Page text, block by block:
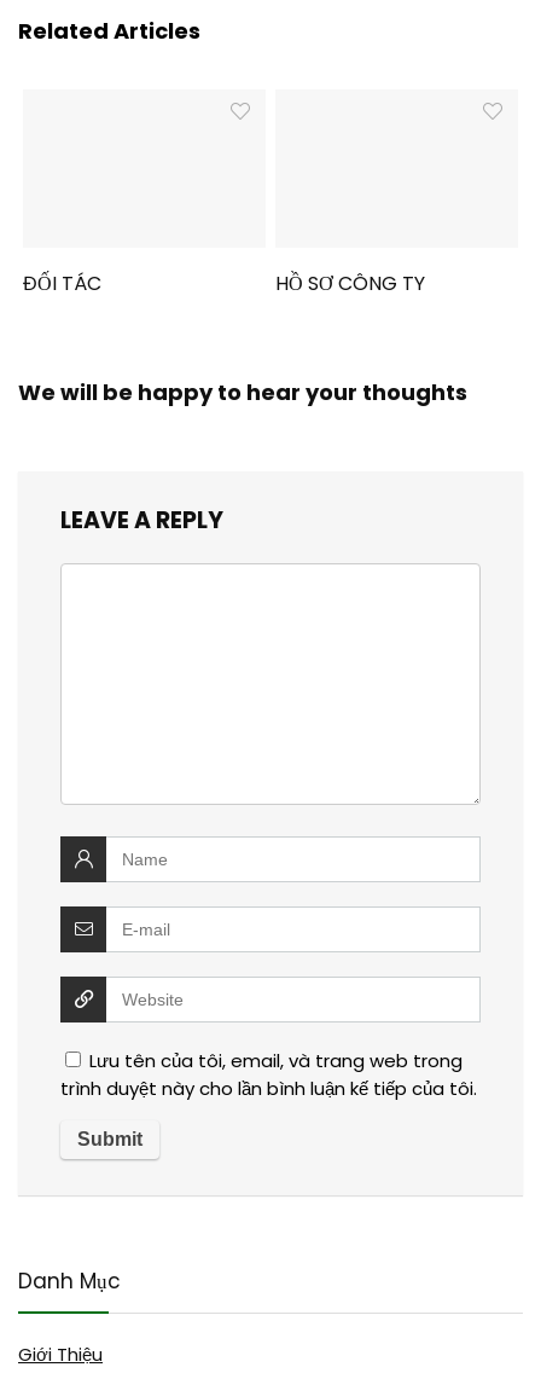
Related Articles
ĐỐI TÁC HỒ SƠ CÔNG TY
We will be happy to hear your thoughts
LEAVE A REPLY
Lưu tên của tôi, email, và trang web trong
trình duyệt này cho lần bình luận kế tiếp của tôi.
Danh Mục
Giới Thiệu